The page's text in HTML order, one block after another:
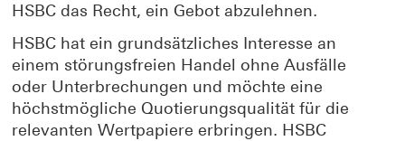
HSBC das Recht, ein Gebot abzulehnen.
HSBC hat ein grundsätzliches Interesse an
einem störungsfreien Handel ohne Ausfälle
oder Unterbrechungen und möchte eine
höchstmögliche Quotierungsqualität für die
relevanten Wertpapiere erbringen. HSBC